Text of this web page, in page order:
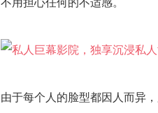
不用担心任何的不适感。
由于每个人的脸型都因人而异